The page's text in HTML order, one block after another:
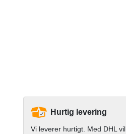
Hurtig levering
Vi leverer hurtigt. Med DHL vil